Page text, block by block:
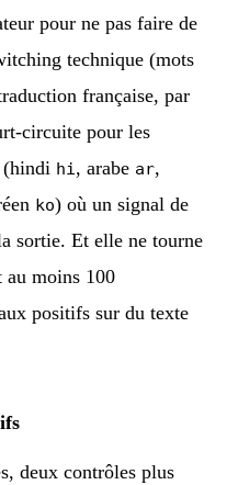
pour ne pas faire de
technique (mots
française, par
circuite pour les
(hindi hi , arabe ar,
ko) où un signal de
sortie. Et elle ne tourne
au moins 100
positifs sur du texte
deux contrôles plus